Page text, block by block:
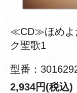
≪CD≫ほめよ
ク聖歌1
型番：
2,934円(税込)